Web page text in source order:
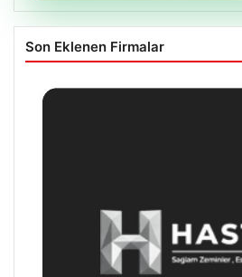
Son Eklenen Firmalar